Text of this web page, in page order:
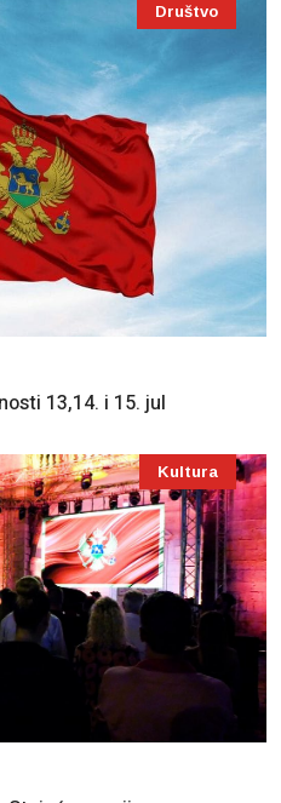
Društvo
13,14. i 15. jul
Kultura